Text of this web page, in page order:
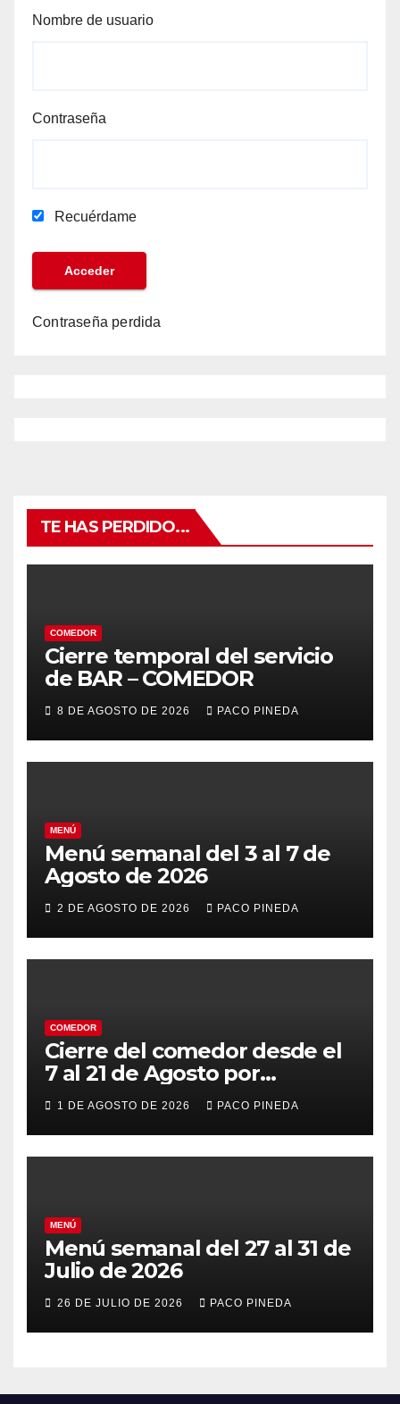
Nombre de usuario
Contraseña
Recuérdame
Contraseña perdida
TE HAS PERDIDO...
COMEDOR
Cierre temporal del servicio
de BAR – COMEDOR
8 DE AGOSTO DE 2026 PACO PINEDA
MENÚ
Menú semanal del 3 al 7 de
Agosto de 2026
2 DE AGOSTO DE 2026 PACO PINEDA
COMEDOR
Cierre del comedor desde el
7 al 21 de Agosto por
vacaciones
1 DE AGOSTO DE 2026 PACO PINEDA
MENÚ
Menú semanal del 27 al 31 de
Julio de 2026
26 DE JULIO DE 2026 PACO PINEDA